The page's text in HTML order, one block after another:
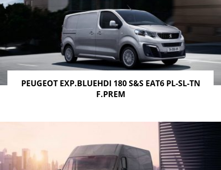
PEUGEOT EXP.BLUEHDI 180 S&S EAT6 PL-SL-TN
F.PREM